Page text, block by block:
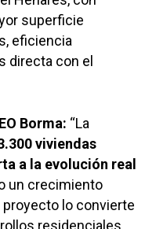
superficie
eficiencia
directa con el
Borma: “La
viviendas
a la evolución real
un crecimiento
proyecto lo convierte